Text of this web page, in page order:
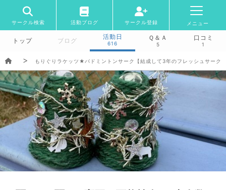
サークル検索 活動ブログ サークル登録 メニュー
トップ ブログ
活動日
616
Ｑ＆Ａ
5
口コミ
1
もりぐりラケッツ★バドミントンサーク【結成して3年のフレッシュサーク